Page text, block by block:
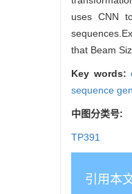
uses CNN
that Beam
Key words:
sequence
中图分类号:
TP391
引用本